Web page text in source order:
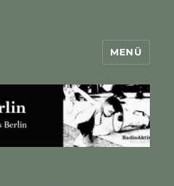
MENÜ